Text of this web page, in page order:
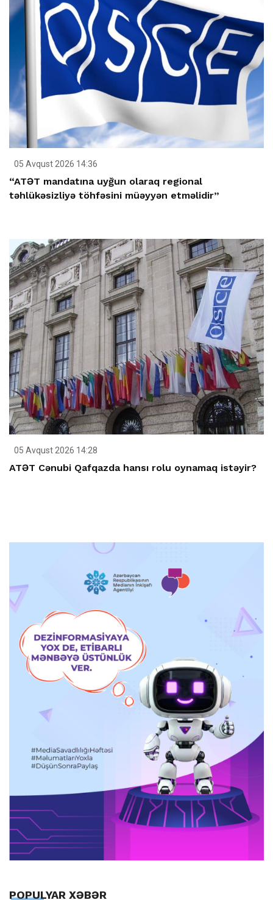
05 Avqust 2026 14:36
“ATƏT mandatına uyğun olaraq regional
təhlükəsizliyə töhfəsini müəyyən etməlidir”
05 Avqust 2026 14:28
ATƏT Cənubi Qafqazda hansı rolu oynamaq istəyir?
POPULYAR XƏBƏR